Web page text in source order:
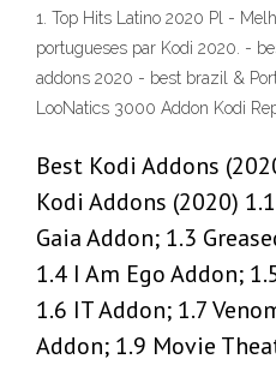
1. Top Hits Latino 2020 Pl -
portugueses par Kodi 2020. -
addons 2020 - best brazil &
LooNatics 3000 Addon Kodi
Best Kodi Addons
Kodi Addons (2020)
Gaia Addon; 1.3
1.4 I Am Ego Addon;
1.6 IT Addon; 1.7
Addon; 1.9 Movie